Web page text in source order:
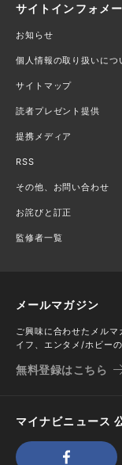
サイトインフォメ
お知らせ
個人情報の取り扱いにつ
サイトマップ
読者プレゼント提供
提携メディア
RSS
その他、お問い合わせ
お詫びと訂正
監修者一覧
メールマガジン
ご興味に合わせたメル
イフ、エンタメ/ホビー
無料登録はこちら
マイナビニュース